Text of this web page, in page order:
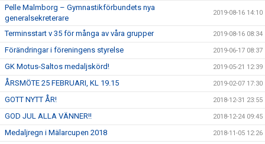
Pelle Malmborg – Gymnastikförbundets nya
generalsekreterare
2019-08-16 14:10
Terminsstart v 35 för många av våra grupper 2019-08-16 08:34
Förändringar i föreningens styrelse 2019-06-17 08:37
GK Motus-Saltos medaljskörd! 2019-05-21 12:39
ÅRSMÖTE 25 FEBRUARI, KL 19.15 2019-02-07 17:30
GOTT NYTT ÅR! 2018-12-31 23:55
GOD JUL ALLA VÄNNER!! 2018-12-24 09:45
Medaljregn i Mälarcupen 2018 2018-11-05 12:26